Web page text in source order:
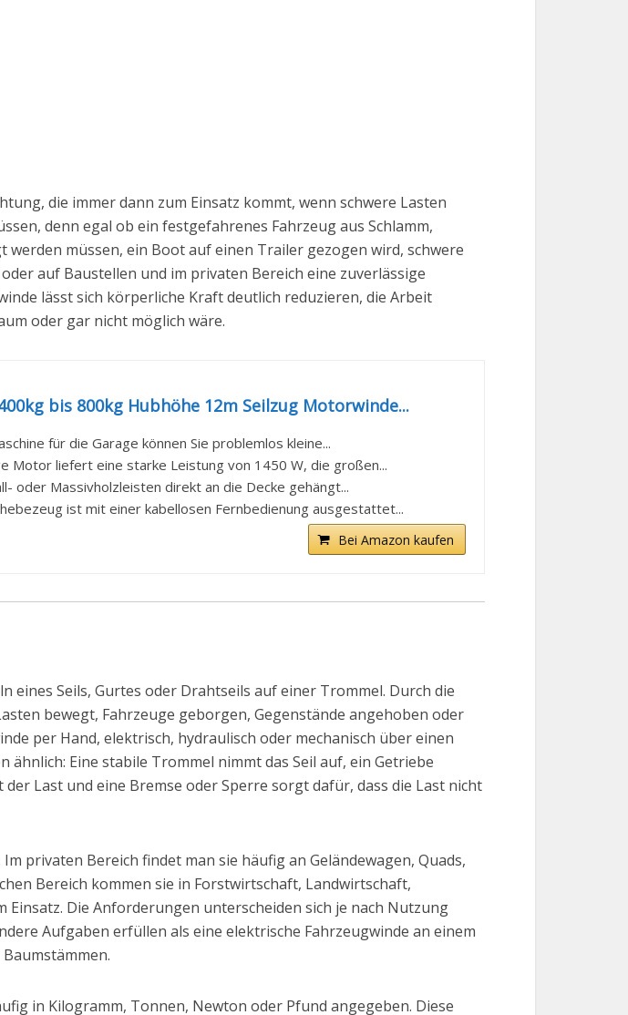
die immer dann zum Einsatz kommt, wenn schwere Lasten
denn egal ob ein festgefahrenes Fahrzeug aus Schlamm,
müssen, ein Boot auf einen Trailer gezogen wird, schwere
auf Baustellen und im privaten Bereich eine zuverlässige
lässt sich körperliche Kraft deutlich reduzieren, die Arbeit
oder gar nicht möglich wäre.
bis 800kg Hubhöhe 12m Seilzug Motorwinde...
für die Garage können Sie problemlos kleine...
Motor liefert eine starke Leistung von 1450 W, die großen...
oder Massivholzleisten direkt an die Decke gehängt...
ist mit einer kabellosen Fernbedienung ausgestattet...
Bei Amazon kaufen
eines Seils, Gurtes oder Drahtseils auf einer Trommel. Durch die
bewegt, Fahrzeuge geborgen, Gegenstände angehoben oder
per Hand, elektrisch, hydraulisch oder mechanisch über einen
Eine stabile Trommel nimmt das Seil auf, ein Getriebe
Last und eine Bremse oder Sperre sorgt dafür, dass die Last nicht
privaten Bereich findet man sie häufig an Geländewagen, Quads,
Bereich kommen sie in Forstwirtschaft, Landwirtschaft,
Die Anforderungen unterscheiden sich je nach Nutzung
Aufgaben erfüllen als eine elektrische Fahrzeugwinde an einem
in Kilogramm, Tonnen, Newton oder Pfund angegeben. Diese